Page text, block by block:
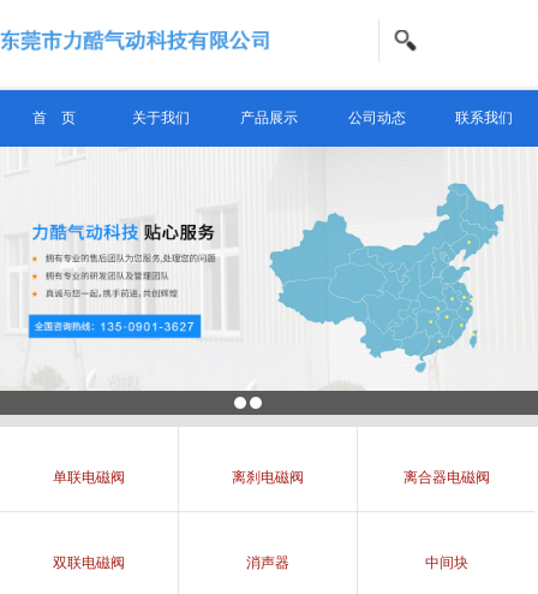
首 页 关于我们 产品展示 公司动态 联系我们
单联电磁阀 离刹电磁阀 离合器电磁阀
双联电磁阀 消声器 中间块
搜索